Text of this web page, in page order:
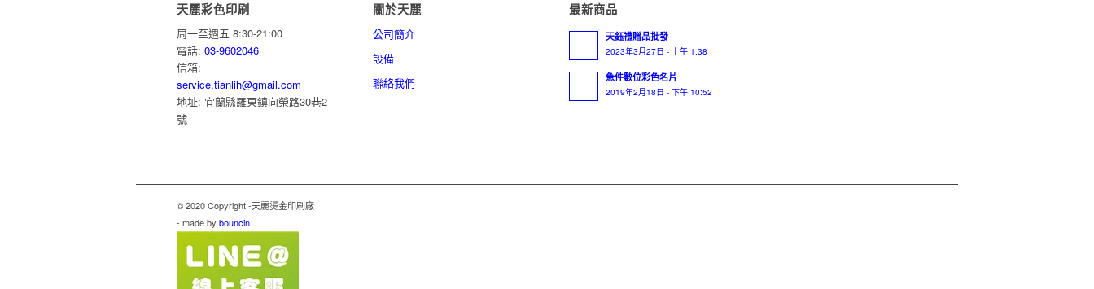
天麗彩色印刷
周一至週五 8:30-21:00
電話: 03-9602046
信箱:
service.tianlih@gmail.com
地址: 宜蘭縣羅東鎮向榮路30巷2
號
關於天麗
公司簡介
設備
聯絡我們
最新商品
天鈺禮贈品批發
2023年3月27日 - 上午 1:38
急件數位彩色名片
2019年2月18日 - 下午 10:52
© 2020 Copyright -天麗燙金印刷廠
- made by bouncin